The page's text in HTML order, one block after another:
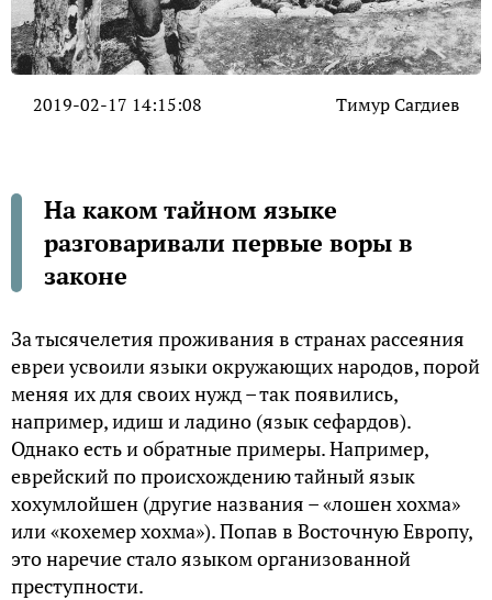
2019-02-17 14:15:08 Тимур Сагдиев
На каком тайном языке
разговаривали первые воры в
законе
За тысячелетия проживания в странах рассеяния
евреи усвоили языки окружающих народов, порой
меняя их для своих нужд – так появились,
например, идиш и ладино (язык сефардов).
Однако есть и обратные примеры. Например,
еврейский по происхождению тайный язык
хохумлойшен (другие названия – «лошен хохма»
или «кохемер хохма»). Попав в Восточную Европу,
это наречие стало языком организованной
преступности.